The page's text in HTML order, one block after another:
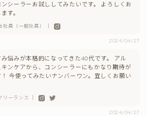
シーラーお試ししてみたいです。 よろしくお
す。
社員（一般社員） ｜
2024/04/27
悩みが本格的になってきた40代です。 アル
ンケアから、コンシーラーにもかなり期待が
今使ってみたいナンバーワン。宜しくお願い
リーランス ｜
2024/04/27